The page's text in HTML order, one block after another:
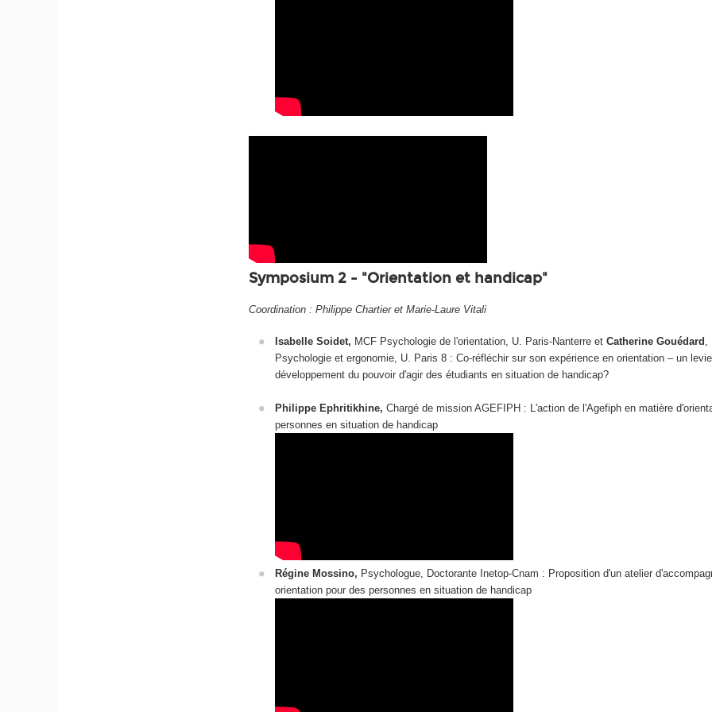
Symposium 2 - "Orientation et handicap"
Coordination : Philippe Chartier et Marie-Laure Vitali
Isabelle Soidet, MCF Psychologie de l'orientation, U. Paris-Nanterre et Catherine Gouédard ,
Psychologie et ergonomie, U. Paris 8 : Co-réfléchir sur son expérience en orientation ‒ un
développement du pouvoir d'agir des étudiants en situation de handicap?
Philippe Ephritikhine, Chargé de mission AGEFIPH : L'action de l'Agefiph en matière
personnes en situation de handicap
Régine Mossino, Psychologue, Doctorante Inetop-Cnam : Proposition d'un atelier
orientation pour des personnes en situation de handicap